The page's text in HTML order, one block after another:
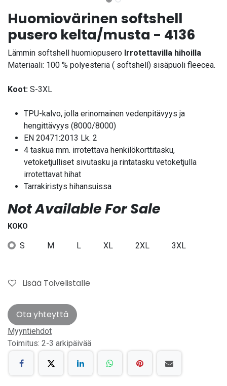
Huomiovärinen softshell
pusero kelta/musta - 4136
Lämmin softshell huomiopusero Irrotettavilla hihoilla
Materiaali: 100 % polyesteriä ( softshell) sisäpuoli fleeceä.
Koot: S-3XL
TPU-kalvo, jolla erinomainen vedenpitävyys ja
hengittävyys (8000/8000)
EN 20471:2013 Lk. 2
4 taskua mm. irrotettava henkilökorttitasku,
vetoketjulliset sivutasku ja rintatasku vetoketjulla
irrotettavat hihat
Tarrakiristys hihansuissa
Not Available For Sale
KOKO
S M L XL 2XL 3XL
Lisää Toivelistalle
Ota yhteyttä
Myyntiehdot
Toimitus: 2-3 arkipäivää